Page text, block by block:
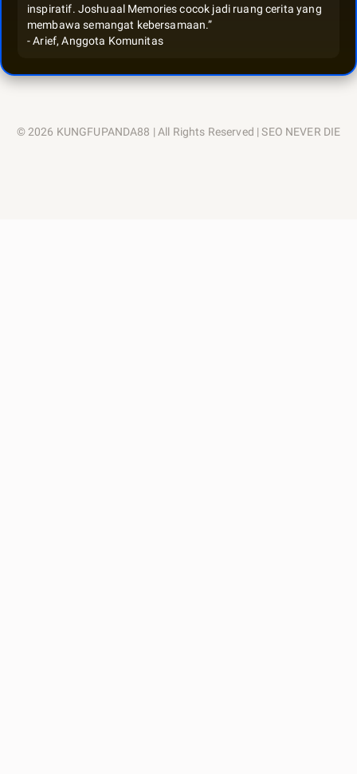
inspiratif. Joshuaal Memories cocok jadi ruang cerita yang
membawa semangat kebersamaan.”
- Arief, Anggota Komunitas
© 2026 KUNGFUPANDA88 | All Rights Reserved | SEO NEVER DIE